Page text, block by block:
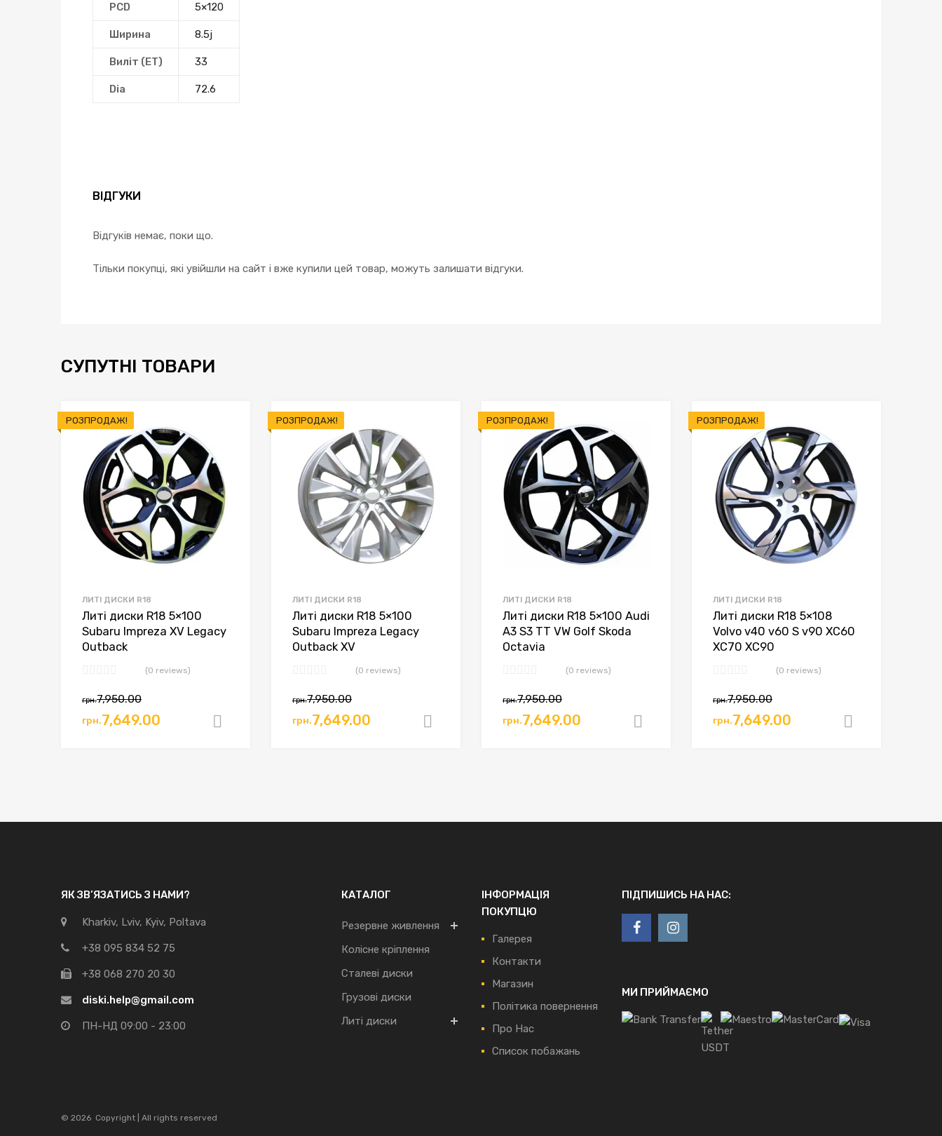
PCD 5×120
Ширина 8.5j
Виліт (ЕТ) 33
Dia 72.6
ВІДГУКИ
Відгуків немає, поки що.
Тільки покупці, які увійшли на сайт і вже купили цей товар, можуть залишати відгуки.
СУПУТНІ ТОВАРИ
РОЗПРОДАЖ!
ЛИТІ ДИСКИ R18
Литі диски R18 5×100
Subaru Impreza XV Legacy
Outback
(0 reviews)
грн.7,950.00
грн.7,649.00 Додати в кошик
РОЗПРОДАЖ!
ЛИТІ ДИСКИ R18
Литі диски R18 5×100
Subaru Impreza Legacy
Outback XV
(0 reviews)
грн.7,950.00
грн.7,649.00 Додати в кошик
РОЗПРОДАЖ!
ЛИТІ ДИСКИ R18
Литі диски R18 5×100 Audi
A3 S3 TT VW Golf Skoda
Octavia
(0 reviews)
грн.7,950.00
грн.7,649.00 Додати в кошик
РОЗПРОДАЖ!
ЛИТІ ДИСКИ R18
Литі диски R18 5×108
Volvo v40 v60 S v90 XC60
XC70 XC90
(0 reviews)
грн.7,950.00
грн.7,649.00
ЯК ЗВ’ЯЗАТИСЬ З НАМИ?
Kharkiv, Lviv, Kyiv, Poltava
+38 095 834 52 75
+38 068 270 20 30
diski.help@gmail.com
ПН-НД 09:00 - 23:00
КАТАЛОГ
Резервне живлення
Колісне кріплення
Сталеві диски
Грузові диски
Литі диски
ІНФОРМАЦІЯ
ПОКУПЦЮ
Галерея
Контакти
Магазин
Політика повернення
Про Нас
Список побажань
ПІДПИШИСЬ НА НАС:
МИ ПРИЙМАЄМО
© 2026 Copyright | All rights reserved